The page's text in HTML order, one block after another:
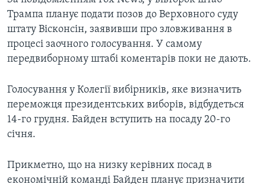
Трампа планує подати позов до Верховного суду
штату Вісконсін, заявивши про зловживання в
процесі заочного голосування. У самому
передвиборному штабі коментарів поки не дають.
Голосування у Колегії вибірників, яке визначить
переможця президентських виборів, відбудеться
14-го грудня. Байден вступить на посаду 20-го
січня.
Прикметно, що на низку керівних посад в
економічній команді Байден планує призначити